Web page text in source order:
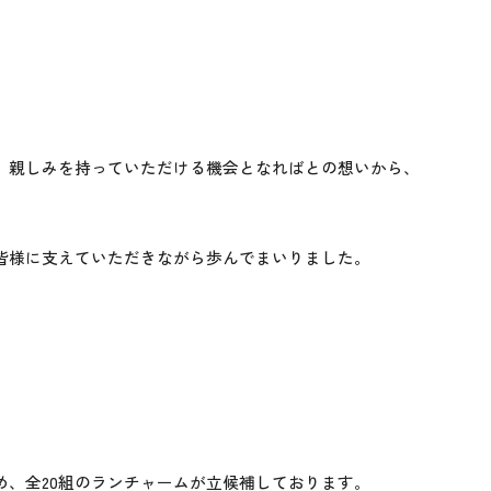
しみを持っていただける機会となればとの想いから、
に支えていただきながら歩んでまいりました。
全20組のランチャームが立候補しております。